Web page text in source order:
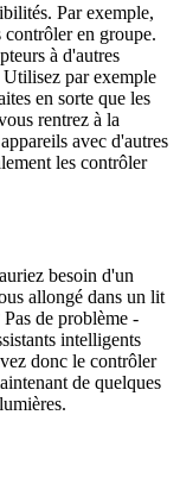
Par exemple,
contrôler en groupe.
à d'autres
par exemple
en sorte que les
rentrez à la
avec d'autres
les contrôler
besoin d'un
allongé dans un lit
de problème -
intelligents
donc le contrôler
de quelques